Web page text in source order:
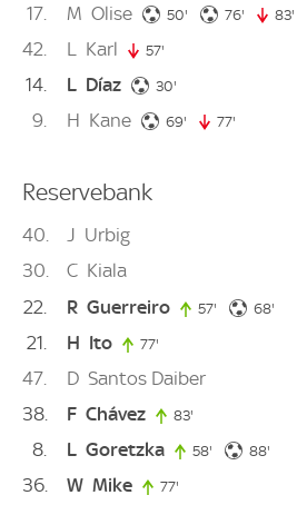
17
M Olise 50' 50. minute
76' 76. minute
83'
42 L Karl 57'
14 L Díaz 30'
9 H Kane 69' 69. minute
77'
Reservebank
40 J Urbig
30
C Kiala
22
R Guerreiro 57' 57. minute
68'
21 H Ito 77'
47 D Santos Daiber
38
F Chávez 83'
8 L Goretzka 58' 58. minute
88'
36 W Mike 77'